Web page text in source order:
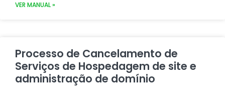
VER MANUAL »
Processo de Cancelamento de
Serviços de Hospedagem de site e
administração de domínio